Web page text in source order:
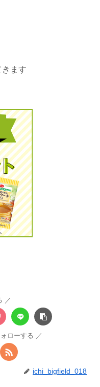
きます
ローする
ichi_bigfield_018